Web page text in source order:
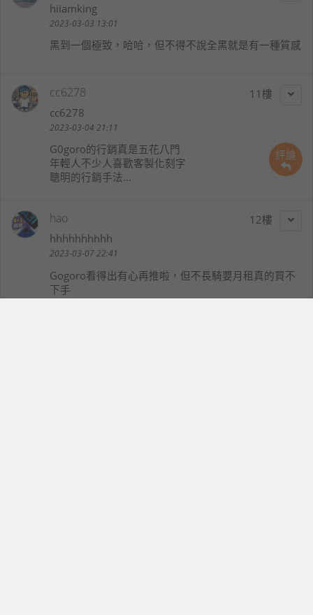
評論
hiiamking
2023-03-03 13:01
黑到一個極致，哈哈，但不得不說全黑就是有一種質感
11
cc6278
cc6278
2023-03-04 21:11
G0goro的行銷真是五花八門
年輕人不少人喜歡客製化刻字
聰明的行銷手法...
12
hao
hhhhhhhhhh
2023-03-07 22:41
Gogoro看得出有心再推啦，但不長騎要月租真的買不
下手